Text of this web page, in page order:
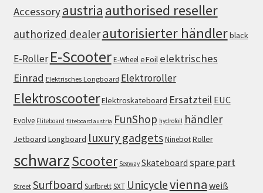
Accessoryaustria authorised reseller
authorized dealerautorisierter händlerblack
E-Roller E-ScooterE-WheeleFoil elektrisches
Einrad Elektrisches Longboard Elektroroller
ElektroscooterElektroskateboard Ersatzteil EUC
Evolve Fliteboard fliteboard austria FunShop hydrofoil händler
Jetboard Longboard luxury gadgetsNinebotRoller
schwarzScooter Segway Skateboard spare part
Street Surfboard SurfbrettSXT Unicyclevienna weiß